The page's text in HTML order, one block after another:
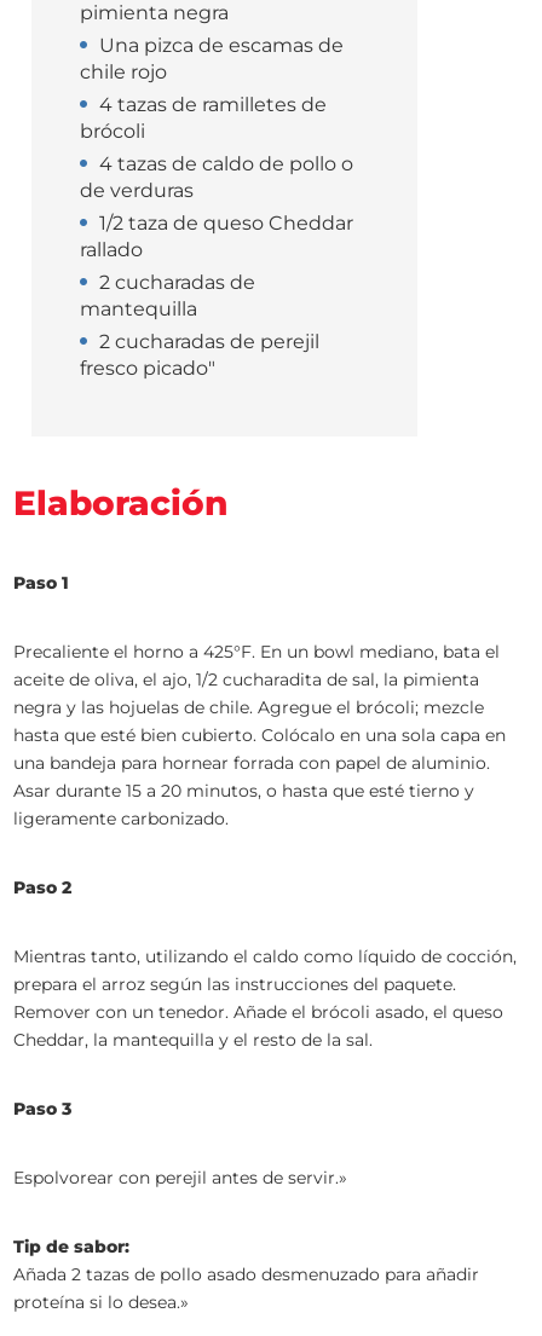
pimienta negra
Una pizca de escamas de
chile rojo
4 tazas de ramilletes de
brócoli
4 tazas de caldo de pollo o
de verduras
1/2 taza de queso Cheddar
rallado
2 cucharadas de
mantequilla
2 cucharadas de perejil
fresco picado"
Elaboración
Paso 1
Precaliente el horno a 425°F. En un bowl mediano, bata el
aceite de oliva, el ajo, 1/2 cucharadita de sal, la pimienta
negra y las hojuelas de chile. Agregue el brócoli; mezcle
hasta que esté bien cubierto. Colócalo en una sola capa en
una bandeja para hornear forrada con papel de aluminio.
Asar durante 15 a 20 minutos, o hasta que esté tierno y
ligeramente carbonizado.
Paso 2
Mientras tanto, utilizando el caldo como líquido de cocción,
prepara el arroz según las instrucciones del paquete.
Remover con un tenedor. Añade el brócoli asado, el queso
Cheddar, la mantequilla y el resto de la sal.
Paso 3
Espolvorear con perejil antes de servir.»
Tip de sabor:
Añada 2 tazas de pollo asado desmenuzado para añadir
proteína si lo desea.»